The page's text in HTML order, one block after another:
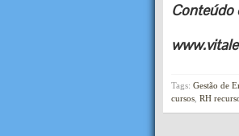
Conteúdo
Tags: Gestão de
cursos RH